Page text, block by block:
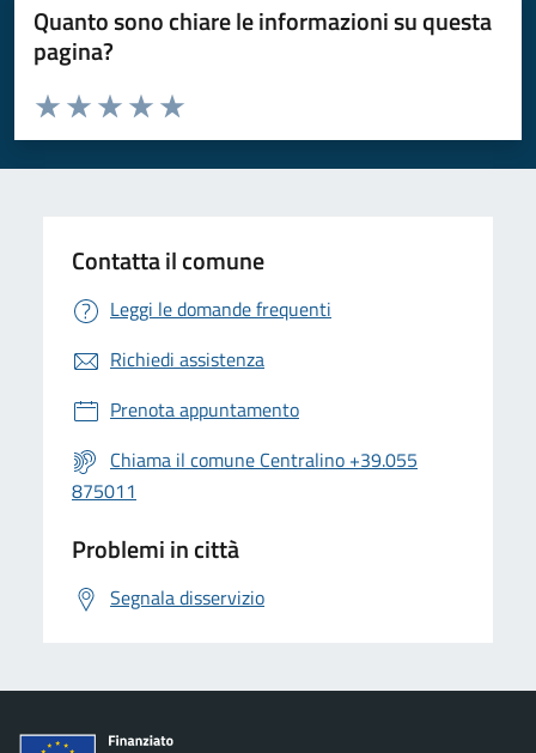
Quanto sono chiare le informazioni su questa
pagina?
Valuta da 1 a 5 stelle la pagina
Valuta 5 stelle su 5
Valuta 4 stelle su 5
Valuta 3 stelle su 5
Valuta 2 stelle su 5
Valuta 1 stelle su 5
Contatta il comune
Leggi le domande frequenti
Richiedi assistenza
Prenota appuntamento
Chiama il comune Centralino +39.055
875011
Problemi in città
Segnala disservizio